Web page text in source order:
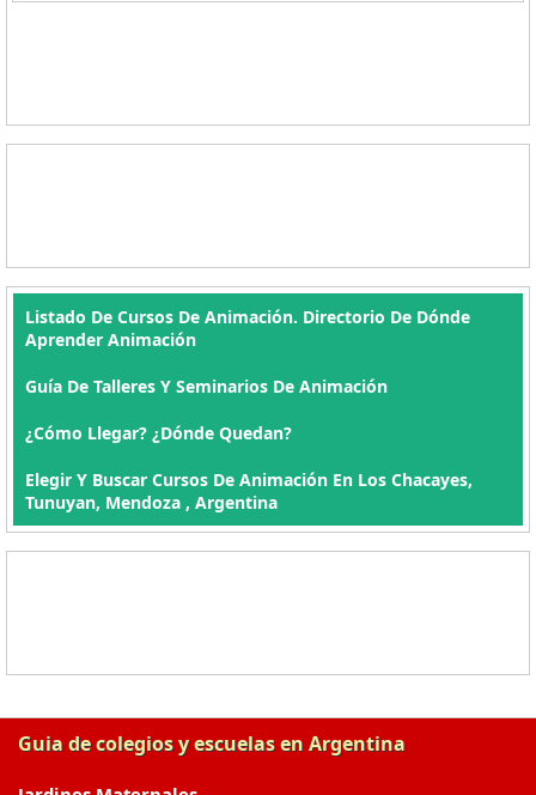
Listado De Cursos De Animación. Directorio De Dónde
Aprender Animación
Guía De Talleres Y Seminarios De Animación
¿Cómo Llegar? ¿Dónde Quedan?
Elegir Y Buscar Cursos De Animación En Los Chacayes,
Tunuyan, Mendoza , Argentina
Guia de colegios y escuelas en Argentina